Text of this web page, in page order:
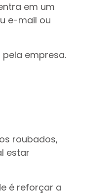
em um
e-mail ou
empresa.
roubados,
estar
é reforçar a